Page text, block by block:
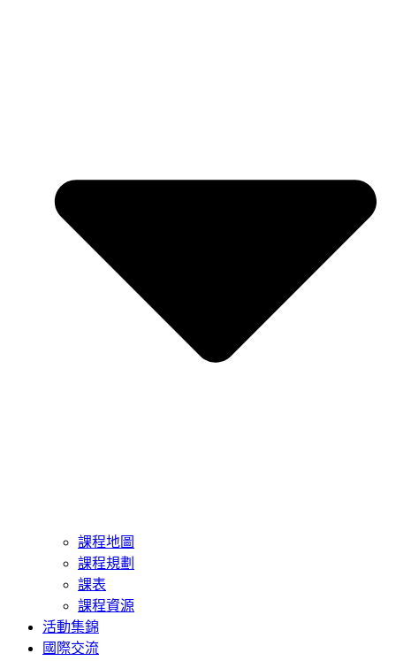
課程地圖
課程規劃
課表
課程資源
活動集錦
國際交流